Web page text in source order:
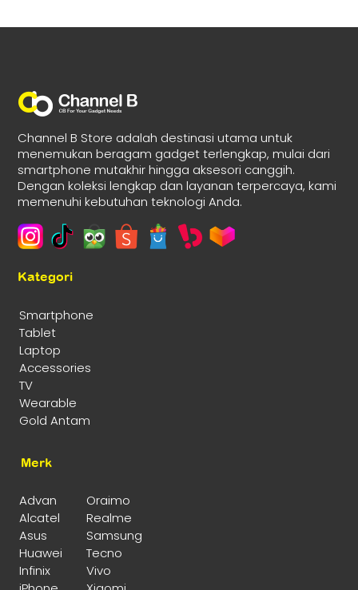
Channel B Store adalah destinasi utama untuk
menemukan beragam gadget terlengkap, mulai dari
smartphone mutakhir hingga aksesori canggih.
Dengan koleksi lengkap dan layanan terpercaya, kami
memenuhi kebutuhan teknologi Anda.
Kategori
Smartphone
Tablet
Laptop
Accessories
TV
Wearable
Gold Antam
Merk
Advan
Oraimo
Alcatel
Realme
Asus
Samsung
Huawei
Tecno
Infinix
Vivo